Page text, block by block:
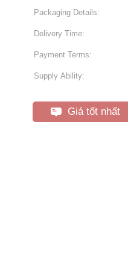
Packaging Details:
Delivery Time:
Payment Terms:
Supply Ability:
Giá tốt nhất